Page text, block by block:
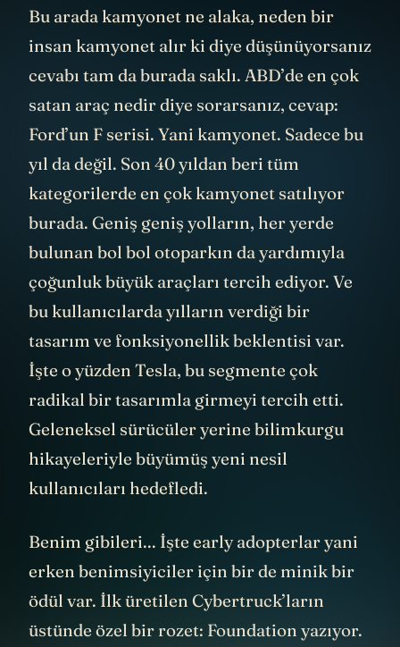
Bu arada kamyonet ne alaka, neden bir
insan kamyonet alır ki diye düşünüyorsanız
cevabı tam da burada saklı. ABD’de en çok
satan araç nedir diye sorarsanız, cevap:
Ford’un F serisi. Yani kamyonet. Sadece bu
yıl da değil. Son 40 yıldan beri tüm
kategorilerde en çok kamyonet satılıyor
burada. Geniş geniş yolların, her yerde
bulunan bol bol otoparkın da yardımıyla
çoğunluk büyük araçları tercih ediyor. Ve
bu kullanıcılarda yılların verdiği bir
tasarım ve fonksiyonellik beklentisi var.
İşte o yüzden Tesla, bu segmente çok
radikal bir tasarımla girmeyi tercih etti.
Geleneksel sürücüler yerine bilimkurgu
hikayeleriyle büyümüş yeni nesil
kullanıcıları hedefledi.
Benim gibileri... İşte early adopterlar yani
erken benimsiyiciler için bir de minik bir
ödül var. İlk üretilen Cybertruck’ların
üstünde özel bir rozet: Foundation yazıyor.